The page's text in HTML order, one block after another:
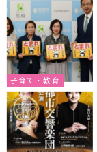
子育て・教育